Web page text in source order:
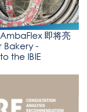
即将亮
Bakery -
the IBIE